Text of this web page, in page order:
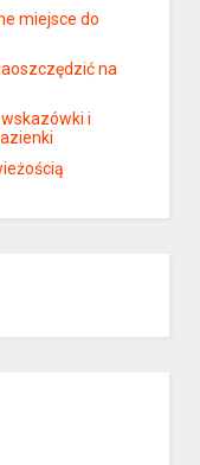
miejsce do
na
i